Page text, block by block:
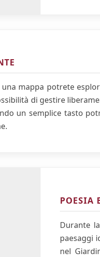
mappa potrete
di gestire
un semplice tasto
POESIA
Durante
paesaggi
nel